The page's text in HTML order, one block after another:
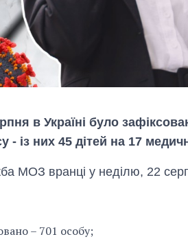
в Україні було
- із них 45 дітей на 17
МОЗ вранці у неділю, 22
– 701 особу;